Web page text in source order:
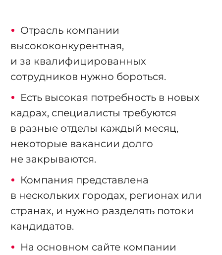
Отрасль компании
высококонкурентная,
и за квалифицированных
сотрудников нужно бороться.
Есть высокая потребность в новых
кадрах, специалисты требуются
в разные отделы каждый месяц,
некоторые вакансии долго
не закрываются.
Компания представлена
в нескольких городах, регионах или
странах, и нужно разделять потоки
кандидатов.
На основном сайте компании